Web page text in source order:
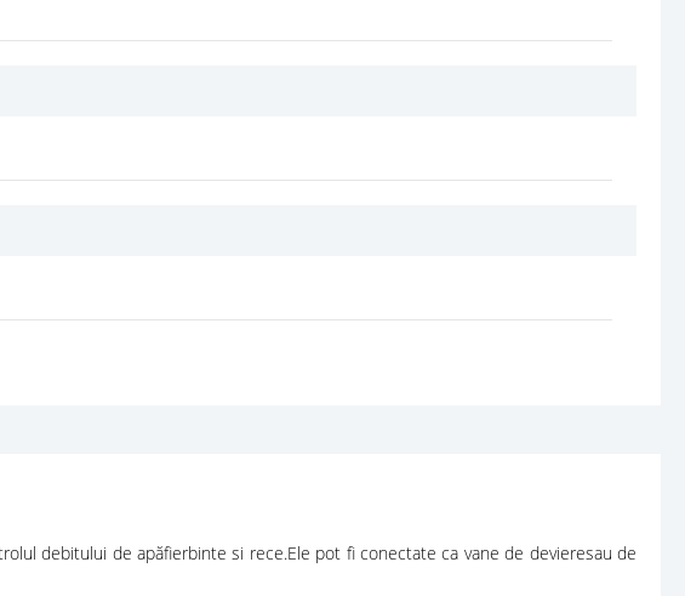
debitului de apăfierbinte si rece.Ele pot fi conectate ca vane de devieresau de